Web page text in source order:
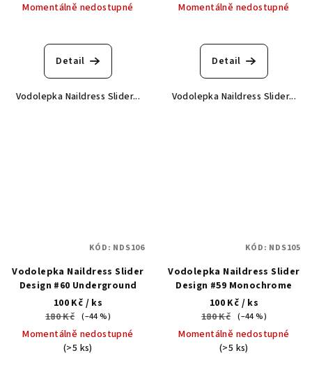
Momentálně nedostupné
Detail
Vodolepka Naildress Slider...
Momentálně nedostupné
Detail
Vodolepka Naildress Slider...
Vodolepka Naildress Slider
Design #60 Underground
100 Kč / ks
180 Kč (–44 %)
Momentálně nedostupné
(>5 ks)
KÓD: NDS106
Vodolepka Naildress Slider
Design #59 Monochrome
100 Kč / ks
180 Kč (–44 %)
Momentálně nedostupné
(>5 ks)
KÓD: NDS105